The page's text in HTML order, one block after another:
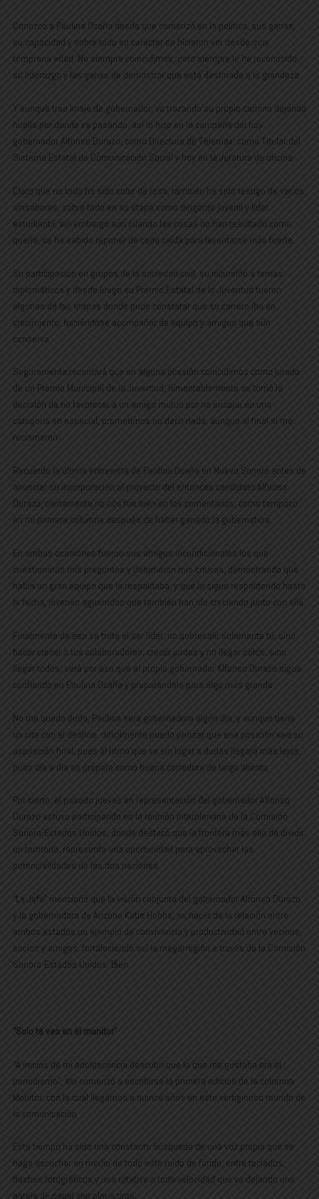
Conozco a Paulina Ocaña desde que comenzó en la política, sus ganas,
su capacidad y sobre todo su carácter se hicieron ver desde muy
temprana edad. No siempre coincidimos, pero siempre le he reconocido
su liderazgo y las ganas de demostrar que está destinada a la grandeza.
Y aunque trae linaje de gobernador, va trazando su propio camino dejando
huella por donde va pasando, así lo hizo en la campaña del hoy
gobernador Alfonso Durazo, como Directora de Telemax, como Titular del
Sistema Estatal de Comunicación Social y hoy en la Jefatura de oficina.
Claro que no todo ha sido color de rosa, también he sido testigo de varios
sinsabores, sobre todo en su etapa como dirigente juvenil y líder
estudiantil, sin embargo aun cuando las cosas no han resultado como
quería, se ha sabido reponer de cada caída para levantarse más fuerte.
Su participación en grupos de la sociedad civil, su incursión a temas
diplomáticos y desde luego su Premio Estatal de la Juventud fueron
algunas de las etapas donde pude constatar que su carrera iba en
crecimiento, haciéndose acompañar de equipo y amigos que aún
conserva.
Seguramente recordará que en alguna ocasión coincidimos como jurado
de un Premio Municipal de la Juventud, lamentablemente se tomó la
decisión de no favorecer a un amigo mutuo por no encajar en una
categoría en especial, prometimos no decir nada, aunque al final sí me
reclamaron.
Recuerdo la última entrevista de Paulina Ocaña en Nuevo Sonora antes de
anunciar su incorporación al proyecto del entonces candidato Alfonso
Durazo, ciertamente no nos fue bien en los comentarios; como tampoco
en mi primera columna después de haber ganado la gubernatura.
En ambas ocasiones fueron sus amigos incondicionales los que
cuestionaron mis preguntas y debatieron mis críticas, demostrando que
había un gran equipo que la respaldaba, y que la sigue respaldando hasta
la fecha, jóvenes aguerridos que también han ido creciendo junto con ella.
Finalmente de eso se trata el ser líder, no sobresalir solamente tú, sino
hacer crecer a tus colaboradores, crecer juntos y no llegar solos, sino
llegar todos; será por eso que el propio gobernador Alfonso Durazo sigue
confiando en Paulina Ocaña y preparándola para algo más grande.
No me queda duda, Paulina será gobernadora algún día, y aunque tiene
un cita con el destino, difícilmente puedo pensar que esa posición sea su
aspiración final, pues al ritmo que va sin lugar a dudas llegará más lejos,
pues día a día se prepara como buena corredora de largo aliento.
Por cierto, el pasado jueves en representación del gobernador Alfonso
Durazo estuvo participando en la reunión interplenaria de la Comisión
Sonora-Estados Unidos, donde destacó que la frontera más allá de dividir
un territorio, representa una oportunidad para aprovechar las
potencialidades de las dos naciones.
“La Jefa” mencionó que la visión conjunta del gobernador Alfonso Durazo
y la gobernadora de Arizona Katie Hobbs, es hacer de la relación entre
ambos estados un ejemplo de convivencia y productividad entre vecinos,
socios y amigos, fortaleciendo así la megarregión a través de la Comisión
Sonora-Estados Unidos. Bien.
“Solo te veo en el monitor”
“A inicios de mi adolescencia descubrí que lo que me gustaba era el
periodismo”, así comenzó a escribirse la primera edición de la columna
Monitor, con la cual llegamos a quince años en este vertiginoso mundo de
la comunicación.
Este tiempo ha sido una constante búsqueda de una voz propia que se
haga escuchar en medio de todo este ruido de fondo, entre teclados,
flashes fotográficos y una rotativa a toda velocidad que va dejando una
estela de papel con olor a tinta.